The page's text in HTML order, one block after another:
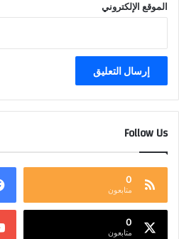
الموقع الإلكتروني
Follow Us
0
متابعون
0
متابعون